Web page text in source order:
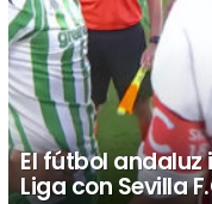
El fútbol andaluz
Liga con Sevilla